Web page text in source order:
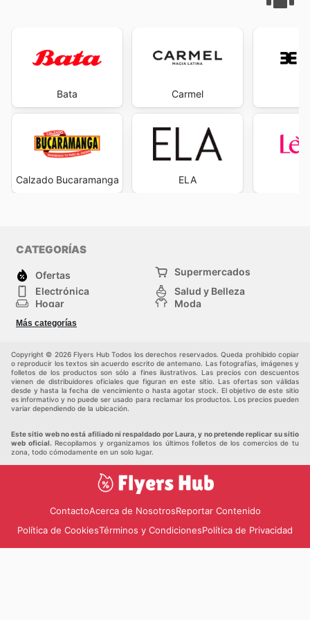
Bata
Calzado Bucaramanga
Carmel
ELA
CATEGORÍAS
Ofertas
Supermercados
Electrónica
Salud y Belleza
Hogar
Moda
Herramientas y jardinería
Infancia
Más categorías
Copyright © 2026 Flyers Hub Todos los derechos reservados. Queda prohibido copiar
o reproducir los textos sin acuerdo escrito de antemano. Las fotografías, imágenes y
folletos de los productos son sólo a fines ilustrativos. Las precios con descuentos
vienen de distribuidores oficiales que figuran en este sitio. Las ofertas son válidas
desde y hasta la fecha de vencimiento o hasta agotar stock. El objetivo de este sitio
es informativo y no puede ser usado para reclamar los productos. Los precios pueden
variar dependiendo de la ubicación.
Este sitio web no está afiliado ni respaldado por Laura, y no pretende replicar su sitio
web oficial.Recopilamos y organizamos los últimos folletos de los comercios de tu
zona, todo cómodamente en un solo lugar.
ContactoAcerca de NosotrosReportar Contenido
Política de CookiesTérminos y CondicionesPolítica de Privacidad